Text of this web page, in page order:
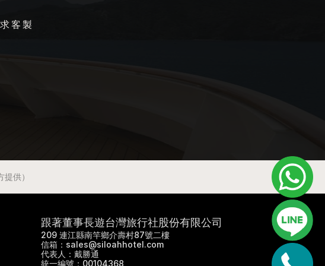
客製
供）
跟著董事長遊台灣旅行社股份有限公司
209 連江縣南竿鄉介壽村87號二樓
信箱：sales@siloahhotel.com
代表人：戴勝通
統一編號：00104368